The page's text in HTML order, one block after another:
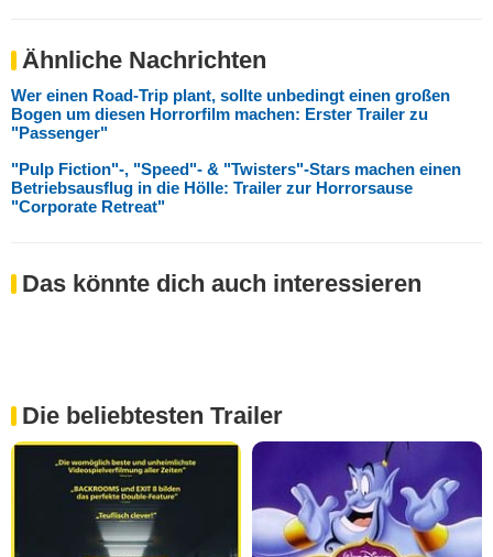
Ähnliche Nachrichten
Wer einen Road-Trip plant, sollte unbedingt einen großen
Bogen um diesen Horrorfilm machen: Erster Trailer zu
"Passenger"
"Pulp Fiction"-, "Speed"- & "Twisters"-Stars machen einen
Betriebsausflug in die Hölle: Trailer zur Horrorsause
"Corporate Retreat"
Das könnte dich auch interessieren
Die beliebtesten Trailer